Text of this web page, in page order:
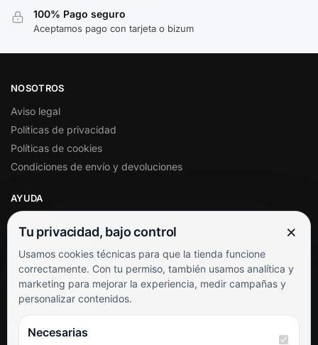
100% Pago seguro
Aceptamos pago con tarjeta o bizum
NOSOTROS
Aviso legal
Políticas de privacidad
Políticas de cookies
Condiciones de envío y devoluciones
AYUDA
Soporte al cliente
Contacto
Términos y condiciones
Preguntas frecuentes
SÍGUENOS
Tu privacidad, bajo control ×
Usamos cookies técnicas para que la tienda funcione
correctamente. Con tu permiso, también usamos analítica y
marketing para mejorar la experiencia, medir campañas y
personalizar contenidos.
Necesarias